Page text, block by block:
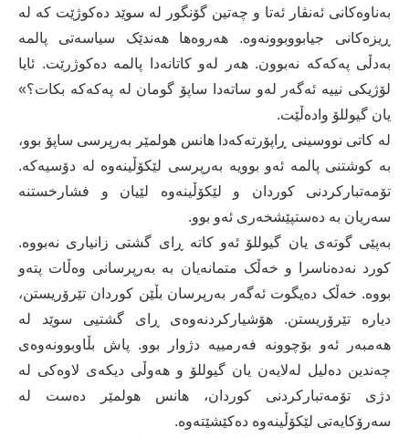
به‌ناوه‌كانی ئه‌نڤار ئه‌تا و چه‌تین گۆنگور لە سوێد ده‌كوژێت كه‌ له‌
ڕیزه‌كانی جیابووبوونه‌وه‌. هه‌روه‌ها هه‌ندێک سیاسه‌تی پالمه‌
به‌دڵی په‌كه‌كه‌ نه‌بوون. هه‌ر له‌و كاتانه‌دا پالمه‌ ده‌كوژرێت. ئایا
لۆژیكی نییه‌ ئه‌گه‌ر له‌و ساته‌دا ساپۆ گومان له‌ په‌كه‌كه‌ بكات؟»
یان گیوللۆ واده‌ڵێت.
له‌ كاتی نووسینی ڕاپۆرته‌كه‌دا هانس هولمێر به‌رپرسی ساپۆ بوو،
به‌ كوشتنی پالمه‌ ئه‌و بوویه‌ به‌رپرسی لێكۆڵینه‌وه‌ له‌ دۆسیه‌كه‌.
تۆمه‌تباركردنی كوردان و لێكۆڵینه‌وه‌ لێیان و فشارخستنه‌
سه‌ریان به‌ ده‌ستپێشخه‌ری ئه‌و بوو.
به‌پێی گوته‌ی یان گیوللۆ ئه‌و كاته‌ ڕای گشتی زانیاری نه‌بووه‌.
كورد نه‌ده‌ناسرا و خه‌ڵک متمانه‌یان به‌ به‌رپرسانی وه‌ڵات پته‌و
بووه‌. خه‌ڵک ده‌یگوت ئه‌گه‌ر به‌رپرسان بڵێن كوردان تێرۆریستن،
دیاره‌ تێرۆریستن. هۆشیاركردنه‌وه‌ی ڕای گشتیی سوێد له‌
هه‌مبه‌ر ئه‌و بۆچوونه‌ فه‌رمییه‌ دژوار بوو. پاش بڵاوبوونه‌وه‌ی
چه‌ندین ده‌لیل له‌لایه‌ن یان گیوللۆ و هه‌وڵی دیكه‌ی لاوه‌كی له‌
دژی تۆمه‌تباركردنی كوردان، هانس هولمێر ده‌ست له‌‌
سه‌رۆكایه‌تی لێكۆڵینه‌وه‌ ده‌كێشێته‌وه‌.